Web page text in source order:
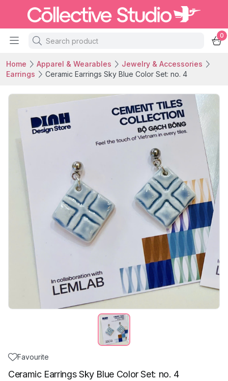
0
Home Apparel & Wearables
Jewelry & Accessories
Earrings
Ceramic Earrings Sky Blue Color Set: no. 4
Favourite
Ceramic Earrings Sky Blue Color Set: no. 4